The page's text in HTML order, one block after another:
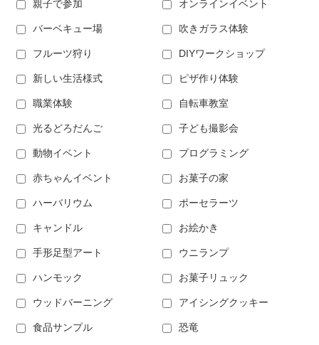
親子で参加 オンラインイベント
バーベキュー場 吹きガラス体験
フルーツ狩り DIYワークショップ
新しい生活様式 ピザ作り体験
職業体験 自転車教室
光るどろだんご 子ども撮影会
動物イベント プログラミング
赤ちゃんイベント お菓子の家
ハーバリウム ポーセラーツ
キャンドル お絵かき
手形足型アート ウニランプ
ハンモック お菓子リュック
ウッドバーニング アイシングクッキー
食品サンプル 恐竜